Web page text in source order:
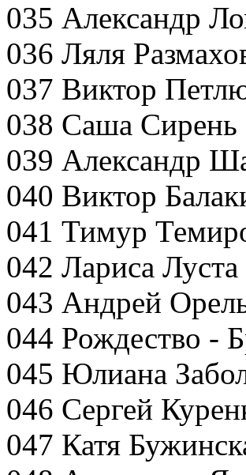
035 Александр
036 Ляля
037 Виктор
038 Саша
039 Александр
040 Виктор
041 Тимур
042 Лариса
043 Андрей
044 Рождество -
045 Юлиана
046 Сергей
047 Катя